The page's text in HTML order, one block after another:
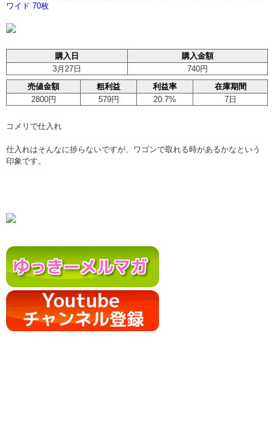
ワイド 70枚
購入日
購入金額
3月27日
740円
売値金額
粗利益 利益率
在庫期間
2800円
579円 20.7% 7日
コメリで仕入れ
仕入れはそんなに捗らないですが、ワゴンで取れる時があるかなという
印象です。